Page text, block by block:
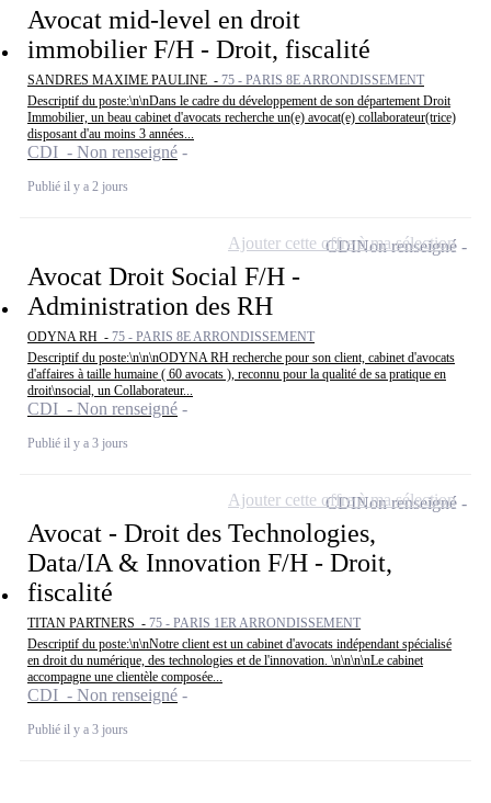
Avocat mid-level en droit
immobilier F/H - Droit, fiscalité
SANDRES MAXIME PAULINE - 75 - PARIS 8E ARRONDISSEMENT
Descriptif du poste:\n\nDans le cadre du développement de son département Droit
Immobilier, un beau cabinet d'avocats recherche un(e) avocat(e) collaborateur(trice)
disposant d'au moins 3 années...
CDI - Non renseigné
Publié il y a 2 jours
Avocat Droit Social F/H -
Administration des RH
ODYNA RH - 75 - PARIS 8E ARRONDISSEMENT
Descriptif du poste:\n\n\nODYNA RH recherche pour son client, cabinet d'avocats
d'affaires à taille humaine ( 60 avocats ), reconnu pour la qualité de sa pratique en
droit\nsocial, un Collaborateur...
CDI - Non renseigné
Publié il y a 3 jours
CDINon renseigné
Ajouter cette offre à ma sélection
Avocat - Droit des Technologies,
Data/IA & Innovation F/H - Droit,
fiscalité
TITAN PARTNERS - 75 - PARIS 1ER ARRONDISSEMENT
Descriptif du poste:\n\nNotre client est un cabinet d'avocats indépendant spécialisé
en droit du numérique, des technologies et de l'innovation. \n\n\n\nLe cabinet
accompagne une clientèle composée...
CDI - Non renseigné
Publié il y a 3 jours
CDINon renseigné
Ajouter cette offre à ma sélection